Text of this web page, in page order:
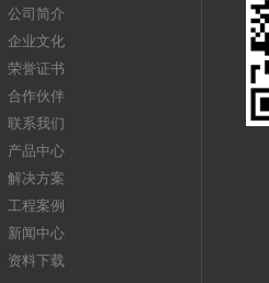
公司简介
企业文化
荣誉证书
合作伙伴
联系我们
产品中心
解决方案
工程案例
新闻中心
资料下载